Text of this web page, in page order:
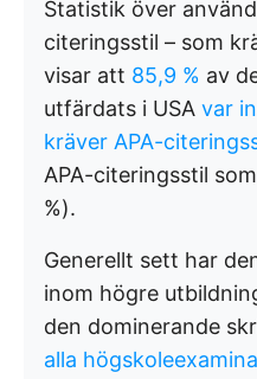
Statistik över
citeringsstil – som
visar att 85,9 % av
utfärdats i USA var
kräver APA-
APA-citeringsstil
%).
Generellt sett har
inom högre
den dominerande
alla högskoleexamina